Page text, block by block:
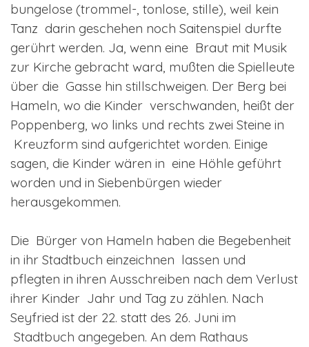
bungelose (trommel-, tonlose, stille), weil kein
Tanz darin geschehen noch Saitenspiel durfte
gerührt werden. Ja, wenn eine Braut mit Musik
zur Kirche gebracht ward, mußten die Spielleute
über die Gasse hin stillschweigen. Der Berg bei
Hameln, wo die Kinder verschwanden, heißt der
Poppenberg, wo links und rechts zwei Steine in
Kreuzform sind aufgerichtet worden. Einige
sagen, die Kinder wären in eine Höhle geführt
worden und in Siebenbürgen wieder
herausgekommen.
Die Bürger von Hameln haben die Begebenheit
in ihr Stadtbuch einzeichnen lassen und
pflegten in ihren Ausschreiben nach dem Verlust
ihrer Kinder Jahr und Tag zu zählen. Nach
Seyfried ist der 22. statt des 26. Juni im
Stadtbuch angegeben. An dem Rathaus